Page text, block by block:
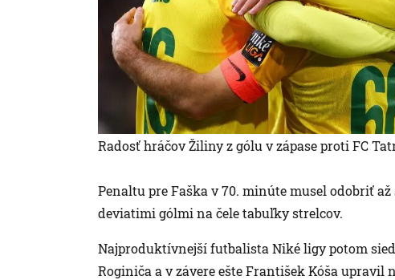
Radosť hráčov Žiliny z gólu v zápase proti FC
Penaltu pre Faška v 70. minúte musel odobriť
deviatimi gólmi na čele tabuľky strelcov.
Najproduktívnejší futbalista Niké ligy potom
Roginiča a v závere ešte František Kóša upravil